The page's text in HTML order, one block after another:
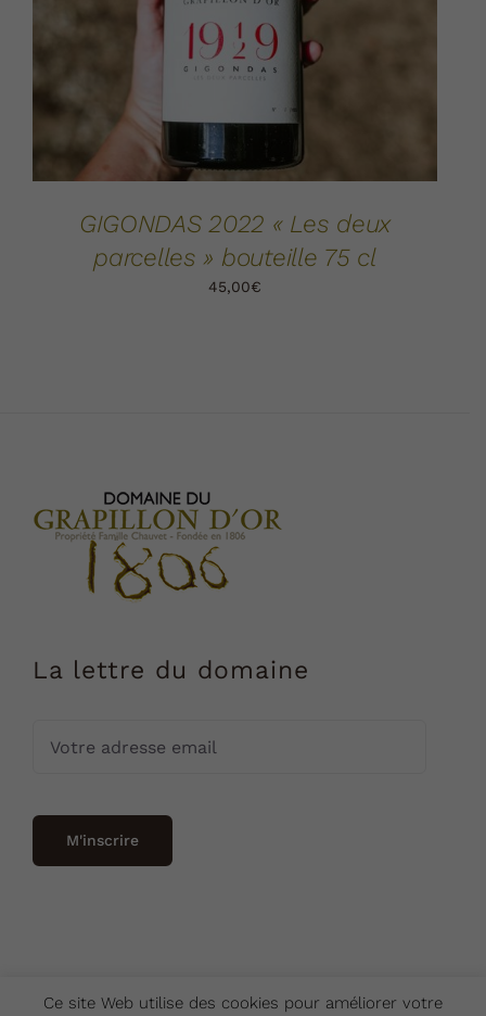
GIGONDAS 2022 « Les deux
parcelles » bouteille 75 cl
45,00€
La lettre du domaine
Ce site Web utilise des cookies pour améliorer votre